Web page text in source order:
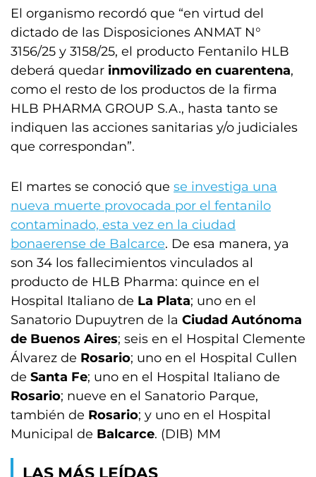
El organismo recordó que “en virtud del
dictado de las Disposiciones ANMAT N°
3156/25 y 3158/25, el producto Fentanilo HLB
deberá quedar inmovilizado en cuarentena,
como el resto de los productos de la firma
HLB PHARMA GROUP S.A., hasta tanto se
indiquen las acciones sanitarias y/o judiciales
que correspondan”.
El martes se conoció que se investiga una
nueva muerte provocada por el fentanilo
contaminado, esta vez en la ciudad
bonaerense de Balcarce. De esa manera, ya
son 34 los fallecimientos vinculados al
producto de HLB Pharma: quince en el
Hospital Italiano de La Plata; uno en el
Sanatorio Dupuytren de la Ciudad Autónoma
de Buenos Aires; seis en el Hospital Clemente
Álvarez de Rosario; uno en el Hospital Cullen
de Santa Fe; uno en el Hospital Italiano de
Rosario; nueve en el Sanatorio Parque,
también de Rosario; y uno en el Hospital
Municipal de Balcarce. (DIB) MM
LAS MÁS LEÍDAS